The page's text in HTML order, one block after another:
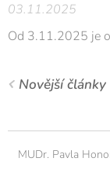
03.11.2025
Od 3.11.2025 je
Novější články
MUDr. Pavla